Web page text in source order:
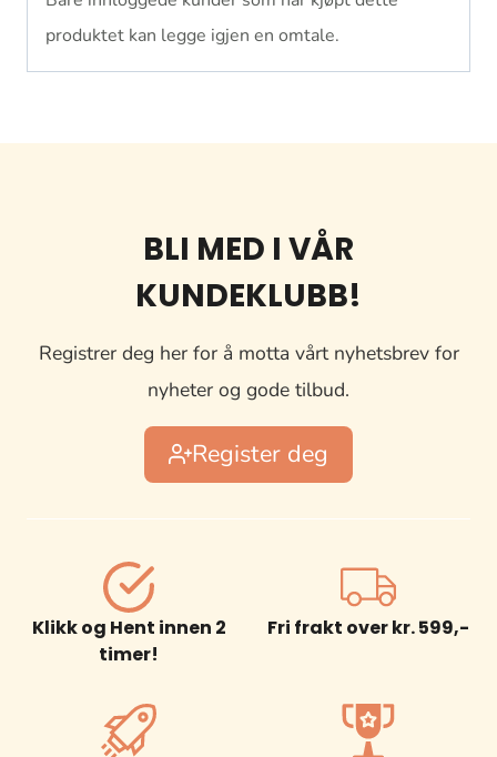
produktet kan legge igjen en omtale.
BLI MED I VÅR
KUNDEKLUBB!
Registrer deg her for å motta vårt nyhetsbrev for
nyheter og gode tilbud.
Register deg
Klikk og Hent innen 2
timer!
Fri frakt over kr. 599,-